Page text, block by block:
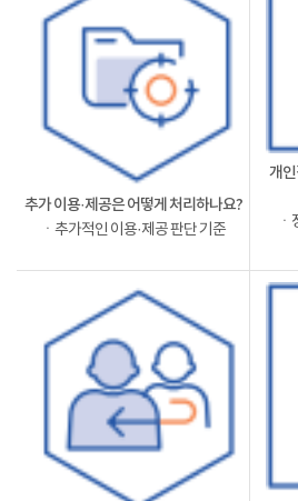
추가 이용·제공은 어떻게 처리하나요?
ㆍ추가적인 이용·제공 판단 기준
개